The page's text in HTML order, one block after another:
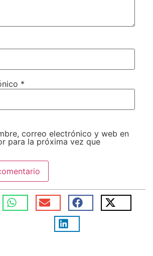
*
correo electrónico y web en
para la próxima vez que